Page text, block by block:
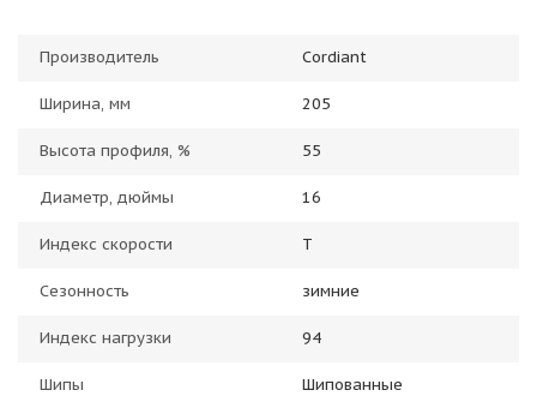
Производитель Cordiant
Ширина, мм 205
Высота профиля, % 55
Диаметр, дюймы 16
Индекс скорости T
Сезонность зимние
Индекс нагрузки 94
Шипы Шипованные